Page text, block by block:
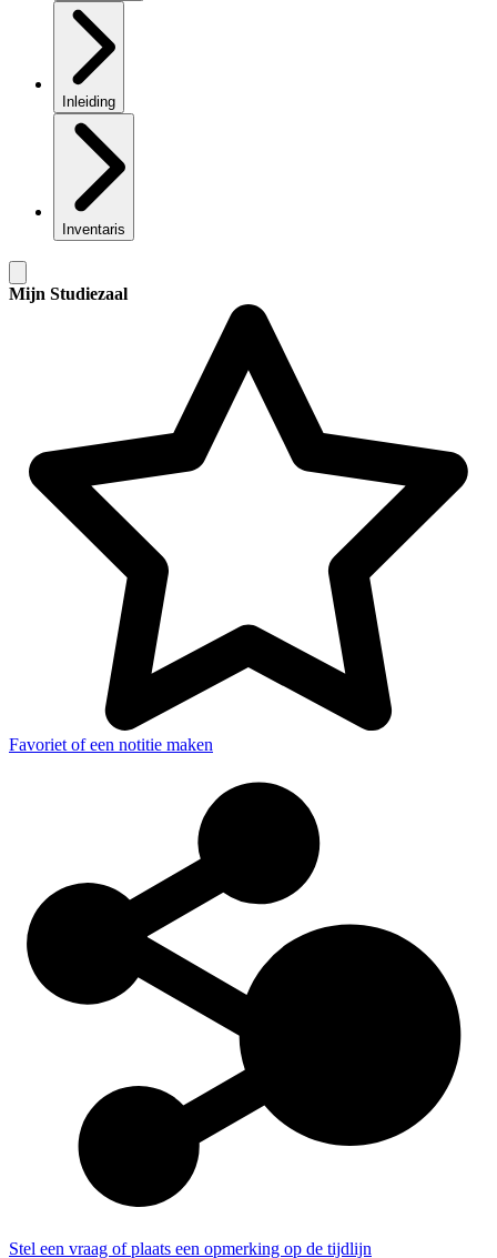
Inleiding
Inventaris
Mijn Studiezaal
Favoriet of een notitie maken
Stel een vraag of plaats een opmerking op de tijdlijn